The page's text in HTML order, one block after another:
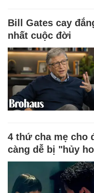
Bill Gates cay
nhất cuộc đời
4 thứ cha mẹ cho
càng dễ bị "hủy